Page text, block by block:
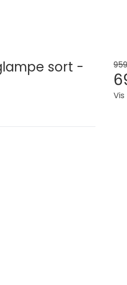
sort -